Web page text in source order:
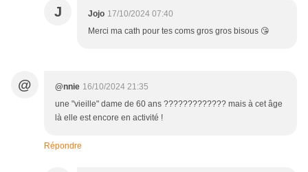
J Jojo 17/10/2024 07:40
Merci ma cath pour tes coms gros gros bisous 😘
@ @nnie 16/10/2024 21:35
une "vieille" dame de 60 ans ????????????? mais à cet âge
là elle est encore en activité !
Répondre